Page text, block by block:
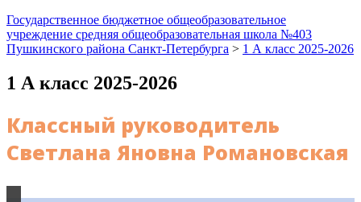
Государственное бюджетное общеобразовательное
учреждение средняя общеобразовательная школа №403
Пушкинского района Санкт-Петербурга > 1 А класс 2025-2026
1 А класс 2025-2026
Классный руководитель
Светлана Яновна Романовская